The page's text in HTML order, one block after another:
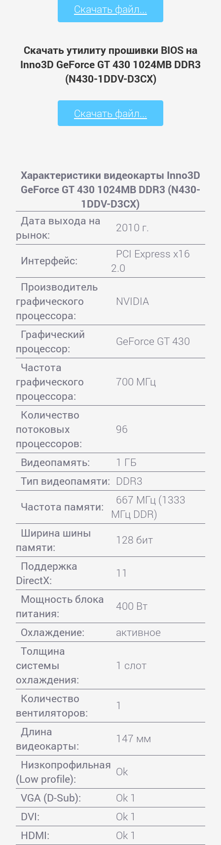
Скачать файл...
Скачать утилиту прошивки BIOS на
Inno3D GeForce GT 430 1024MB DDR3
(N430-1DDV-D3CX)
Скачать файл...
Характеристики видеокарты Inno3D
GeForce GT 430 1024MB DDR3 (N430-
1DDV-D3CX)
Дата выхода на
рынок:
2010 г.
Интерфейс:
PCI Express x16
2.0
Производитель
графического
процессора:
NVIDIA
Графический
процессор:
GeForce GT 430
Частота
графического
процессора:
700 МГц
Количество
потоковых
процессоров:
96
Видеопамять:
1 ГБ
Тип видеопамяти: DDR3
Частота памяти:
667 МГц (1333
МГц DDR)
Ширина шины
памяти:
128 бит
Поддержка
DirectX:
11
Мощность блока
питания:
400 Вт
Охлаждение:
активное
Толщина
системы
охлаждения:
1 слот
Количество
вентиляторов:
1
Длина
видеокарты:
147 мм
Низкопрофильная
(Low profile):
Ok
VGA (D-Sub):
Ok 1
DVI:
Ok 1
HDMI:
Ok 1